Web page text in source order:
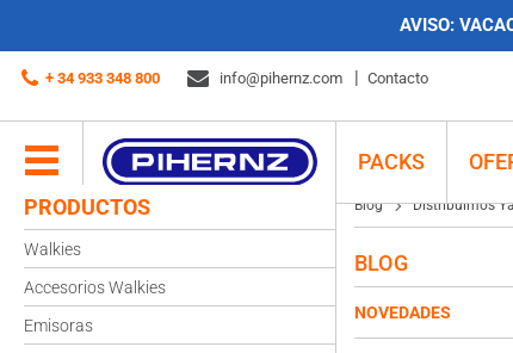
AVISO:
+ 34 933 348 800 info@pihernz.com Contacto
PACKS
PRODUCTOS
Walkies
Accesorios Walkies
Emisoras
Blog Distribuimos
BLOG
NOVEDADES